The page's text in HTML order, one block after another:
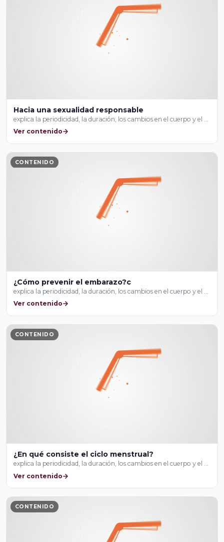
Hacia una sexualidad responsable
explica la periodicidad, la duración, los cambios en el cuerpo y el …
Ver contenido
CONTENIDO
¿Cómo prevenir el embarazo?c
explica la periodicidad, la duración, los cambios en el cuerpo y el …
Ver contenido
CONTENIDO
¿En qué consiste el ciclo menstrual?
explica la periodicidad, la duración, los cambios en el cuerpo y el …
Ver contenido
CONTENIDO